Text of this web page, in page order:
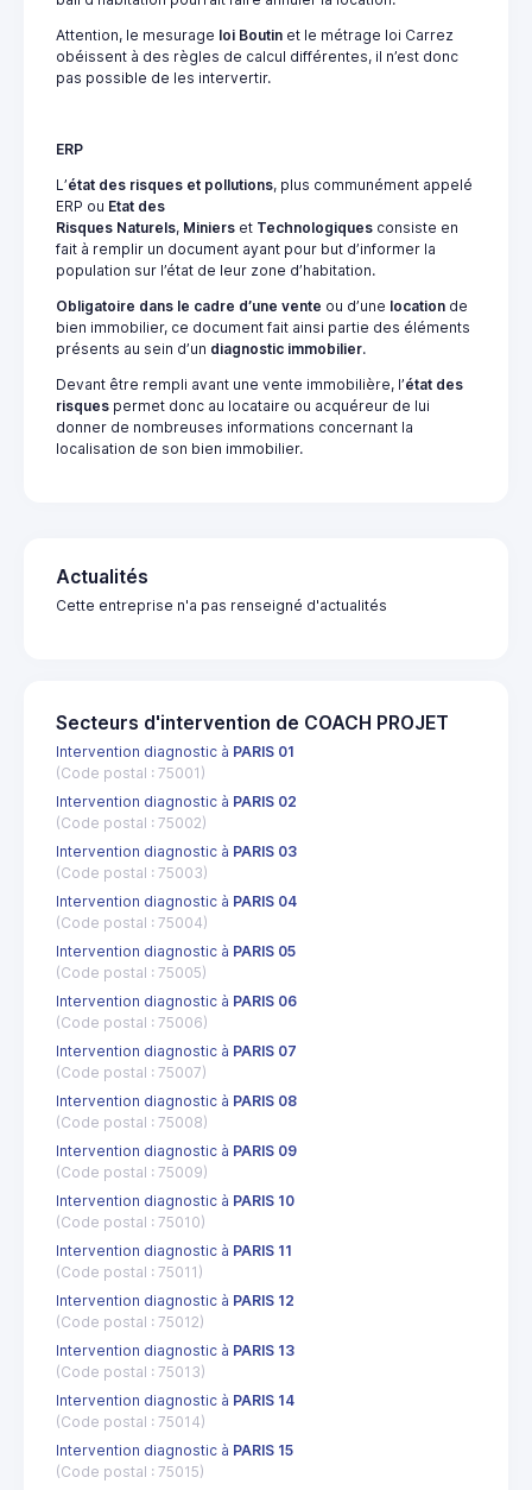
Attention, le mesurage loi Boutin et le métrage loi Carrez
obéissent à des règles de calcul différentes, il n’est donc
pas possible de les intervertir.
ERP
L’état des risques et pollutions, plus communément appelé
ERP ou Etat des
Risques Naturels, Miniers et Technologiques consiste en
fait à remplir un document ayant pour but d’informer la
population sur l’état de leur zone d’habitation.
Obligatoire dans le cadre d’une vente ou d’une location de
bien immobilier, ce document fait ainsi partie des éléments
présents au sein d’un diagnostic immobilier.
Devant être rempli avant une vente immobilière, l’état des
risques permet donc au locataire ou acquéreur de lui
donner de nombreuses informations concernant la
localisation de son bien immobilier.
Actualités
Cette entreprise n'a pas renseigné d'actualités
Secteurs d'intervention de COACH PROJET
Intervention diagnostic à PARIS 01
(Code postal : 75001)
Intervention diagnostic à PARIS 02
(Code postal : 75002)
Intervention diagnostic à PARIS 03
(Code postal : 75003)
Intervention diagnostic à PARIS 04
(Code postal : 75004)
Intervention diagnostic à PARIS 05
(Code postal : 75005)
Intervention diagnostic à PARIS 06
(Code postal : 75006)
Intervention diagnostic à PARIS 07
(Code postal : 75007)
Intervention diagnostic à PARIS 08
(Code postal : 75008)
Intervention diagnostic à PARIS 09
(Code postal : 75009)
Intervention diagnostic à PARIS 10
(Code postal : 75010)
Intervention diagnostic à PARIS 11
(Code postal : 75011)
Intervention diagnostic à PARIS 12
(Code postal : 75012)
Intervention diagnostic à PARIS 13
(Code postal : 75013)
Intervention diagnostic à PARIS 14
(Code postal : 75014)
Intervention diagnostic à PARIS 15
(Code postal : 75015)